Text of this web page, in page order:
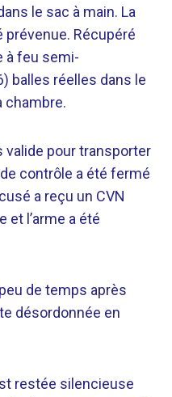
le sac à main. La
prévenue. Récupéré
à feu semi-
balles réelles dans le
chambre.
valide pour transporter
contrôle a été fermé
a reçu un CVN
et l’arme a été
de temps après
désordonnée en
restée silencieuse